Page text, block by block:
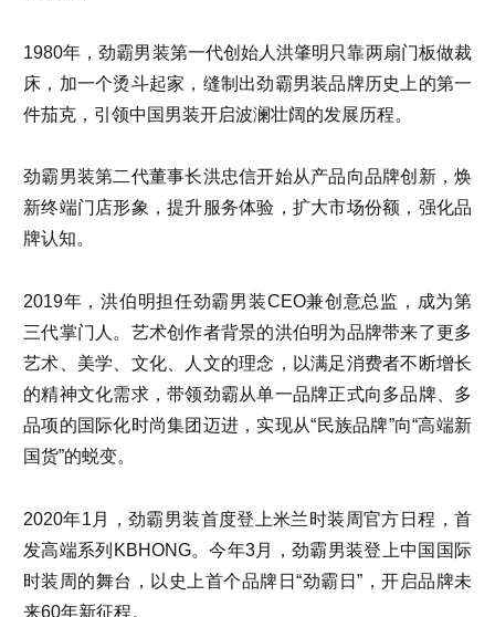
1980年，劲霸男装第一代创始人洪肇明只靠两扇门板做裁
床，加一个烫斗起家，缝制出劲霸男装品牌历史上的第一
件茄克，引领中国男装开启波澜壮阔的发展历程。
劲霸男装第二代董事长洪忠信开始从产品向品牌创新，焕
新终端门店形象，提升服务体验，扩大市场份额，强化品
牌认知。
2019年，洪伯明担任劲霸男装CEO兼创意总监，成为第
三代掌门人。艺术创作者背景的洪伯明为品牌带来了更多
艺术、美学、文化、人文的理念，以满足消费者不断增长
的精神文化需求，带领劲霸从单一品牌正式向多品牌、多
品项的国际化时尚集团迈进，实现从“民族品牌”向“高端新
国货”的蜕变。
2020年1月，劲霸男装首度登上米兰时装周官方日程，首
发高端系列KBHONG。今年3月，劲霸男装登上中国国际
时装周的舞台，以史上首个品牌日“劲霸日”，开启品牌未
来60年新征程。